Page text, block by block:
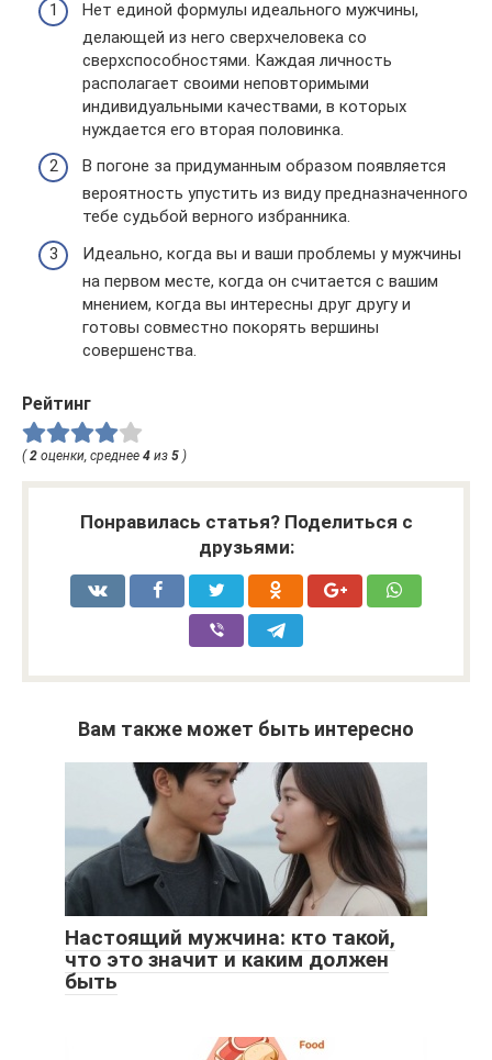
Нет единой формулы идеального мужчины,
делающей из него сверхчеловека со
сверхспособностями. Каждая личность
располагает своими неповторимыми
индивидуальными качествами, в которых
нуждается его вторая половинка.
В погоне за придуманным образом появляется
вероятность упустить из виду предназначенного
тебе судьбой верного избранника.
Идеально, когда вы и ваши проблемы у мужчины
на первом месте, когда он считается с вашим
мнением, когда вы интересны друг другу и
готовы совместно покорять вершины
совершенства.
Рейтинг
(2 оценки, среднее 4 из 5 )
Понравилась статья? Поделиться с
друзьями:
Вам также может быть интересно
Настоящий мужчина: кто такой,
что это значит и каким должен
быть